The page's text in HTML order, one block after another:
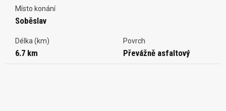
Místo konání
Soběslav
Délka (km)
6.7 km
Povrch
Převážně asfaltový